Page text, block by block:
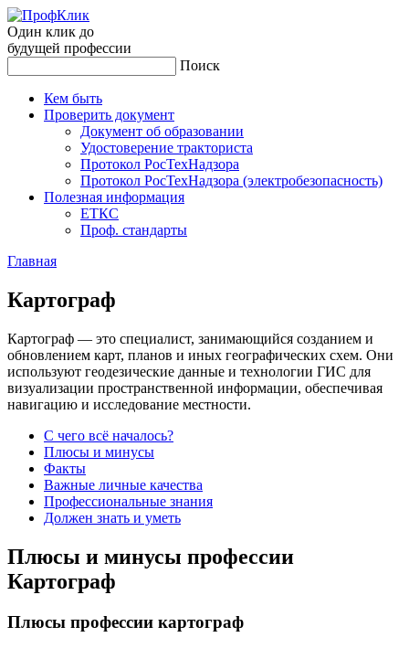
Один клик до
будущей профессии
Поиск
Кем быть
Проверить документ
Документ об образовании
Удостоверение тракториста
Протокол РосТехНадзора
Протокол РосТехНадзора (электробезопасность)
Полезная информация
ЕТКС
Проф. стандарты
Главная
Кар­тограф
Картограф — это специалист, занимающийся созданием и
обновлением карт, планов и иных географических схем. Они
используют геодезические данные и технологии ГИС для
визуализации пространственной информации, обеспечивая
навигацию и исследование местности.
С чего всё началось?
Плюсы и минусы
Факты
Важные личные качества
Профессиональные знания
Должен знать и уметь
Плюсы и минусы профессии
Картограф
Плюсы профессии картограф